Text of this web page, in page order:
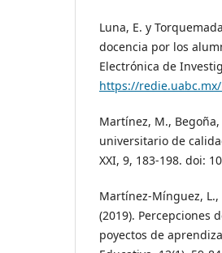
Luna, E. y
docencia por los
Electrónica de
https://
Martínez, M.,
universitario de
XXI, 9, 183-198. doi:
Martínez-Mínguez, L.,
(2019). Percepciones
poyectos de